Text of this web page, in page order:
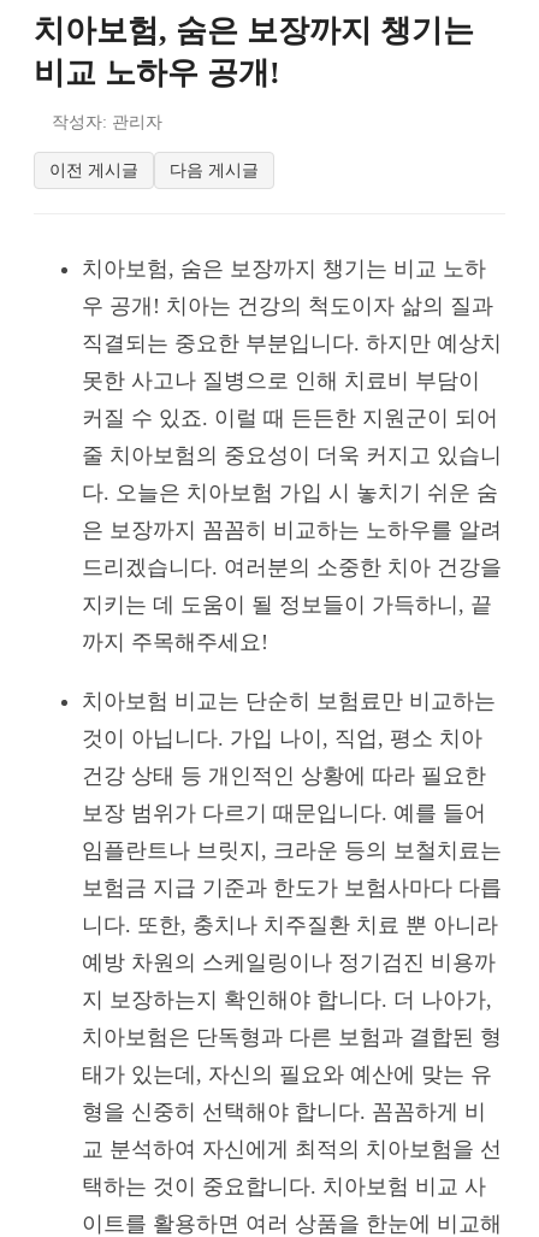
치아보험, 숨은 보장까지 챙기는
비교 노하우 공개!
작성자: 관리자
이전 게시글 다음 게시글
치아보험, 숨은 보장까지 챙기는 비교 노하
우 공개! 치아는 건강의 척도이자 삶의 질과
직결되는 중요한 부분입니다. 하지만 예상치
못한 사고나 질병으로 인해 치료비 부담이
커질 수 있죠. 이럴 때 든든한 지원군이 되어
줄 치아보험의 중요성이 더욱 커지고 있습니
다. 오늘은 치아보험 가입 시 놓치기 쉬운 숨
은 보장까지 꼼꼼히 비교하는 노하우를 알려
드리겠습니다. 여러분의 소중한 치아 건강을
지키는 데 도움이 될 정보들이 가득하니, 끝
까지 주목해주세요!
치아보험 비교는 단순히 보험료만 비교하는
것이 아닙니다. 가입 나이, 직업, 평소 치아
건강 상태 등 개인적인 상황에 따라 필요한
보장 범위가 다르기 때문입니다. 예를 들어
임플란트나 브릿지, 크라운 등의 보철치료는
보험금 지급 기준과 한도가 보험사마다 다릅
니다. 또한, 충치나 치주질환 치료 뿐 아니라
예방 차원의 스케일링이나 정기검진 비용까
지 보장하는지 확인해야 합니다. 더 나아가,
치아보험은 단독형과 다른 보험과 결합된 형
태가 있는데, 자신의 필요와 예산에 맞는 유
형을 신중히 선택해야 합니다. 꼼꼼하게 비
교 분석하여 자신에게 최적의 치아보험을 선
택하는 것이 중요합니다. 치아보험 비교 사
이트를 활용하면 여러 상품을 한눈에 비교해